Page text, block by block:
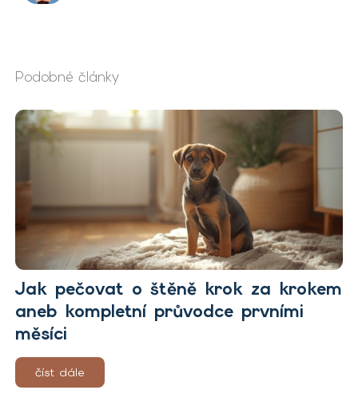
Podobné články
Jak pečovat o štěně krok za krokem
aneb kompletní průvodce prvními
měsíci
číst dále